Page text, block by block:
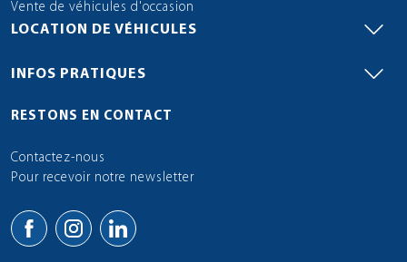
Vente de véhicules d'occasion
LOCATION DE VÉHICULES
INFOS PRATIQUES
RESTONS EN CONTACT
Contactez-nous
Pour recevoir notre newsletter